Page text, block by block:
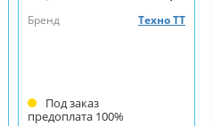
Бренд
Техно ТТ
Под заказ
предоплата 100%